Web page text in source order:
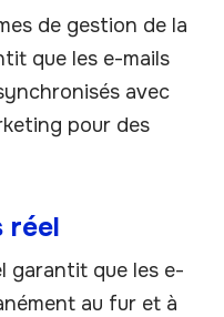
de gestion de la
que les e-mails
avec
pour des
réel
garantit que les e-
au fur et à